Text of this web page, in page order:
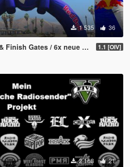
1 535 36
/ 6x neue Start & Ziel Tore 1.1 [OIV]
2 168 21